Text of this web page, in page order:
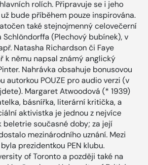
rolích. Připravuje se i jeho
bude příběhem pouze inspirována.
také stejnojmenný celovečerní
Schlöndorffa (Plechový bubínek), v
Natasha Richardson či Faye
k němu napsal známý anglický
Nahrávka obsahuje bonusovou
autorkou POUZE pro audio verzi (v
Margaret Atwoodová (* 1939)
básnířka, literární kritička, a
aktivistka je jednou z nejvíce
beletrie současné doby; za její
mezinárodního uznání. Mezi
prezidentkou PEN klubu.
of Toronto a později také na